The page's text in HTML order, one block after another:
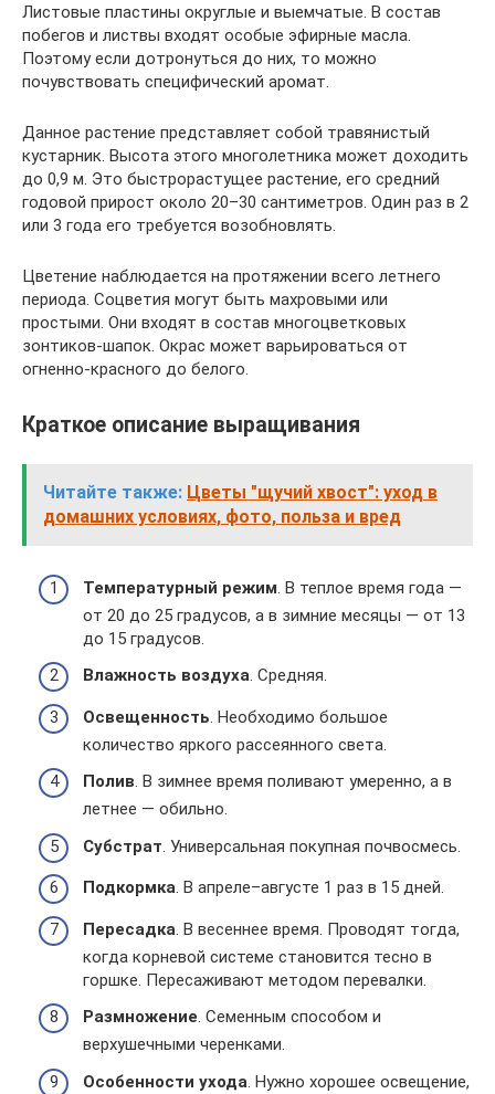
Листовые пластины округлые и выемчатые. В состав
побегов и листвы входят особые эфирные масла.
Поэтому если дотронуться до них, то можно
почувствовать специфический аромат.
Данное растение представляет собой травянистый
кустарник. Высота этого многолетника может доходить
до 0,9 м. Это быстрорастущее растение, его средний
годовой прирост около 20–30 сантиметров. Один раз в 2
или 3 года его требуется возобновлять.
Цветение наблюдается на протяжении всего летнего
периода. Соцветия могут быть махровыми или
простыми. Они входят в состав многоцветковых
зонтиков-шапок. Окрас может варьироваться от
огненно-красного до белого.
Краткое описание выращивания
Читайте также: Цветы "щучий хвост": уход в
домашних условиях, фото, польза и вред
Температурный режим. В теплое время года —
от 20 до 25 градусов, а в зимние месяцы — от 13
до 15 градусов.
Влажность воздуха. Средняя.
Освещенность. Необходимо большое
количество яркого рассеянного света.
Полив. В зимнее время поливают умеренно, а в
летнее — обильно.
Субстрат. Универсальная покупная почвосмесь.
Подкормка. В апреле–августе 1 раз в 15 дней.
Пересадка. В весеннее время. Проводят тогда,
когда корневой системе становится тесно в
горшке. Пересаживают методом перевалки.
Размножение. Семенным способом и
верхушечными черенками.
Особенности ухода. Нужно хорошее освещение,